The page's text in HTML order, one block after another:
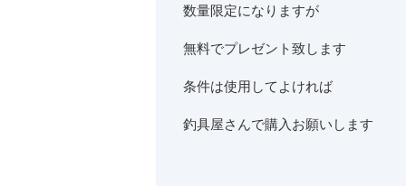
数量限定になりますが
無料でプレゼント致します
条件は使用してよければ
釣具屋さんで購入お願いします